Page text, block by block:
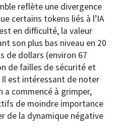
reflète une divergence
certains tokens liés à l’IA
en difficulté, la valeur
son plus bas niveau en 20
de dollars (environ 67
de failles de sécurité et
est intéressant de noter
a commencé à grimper,
de moindre importance
de la dynamique négative